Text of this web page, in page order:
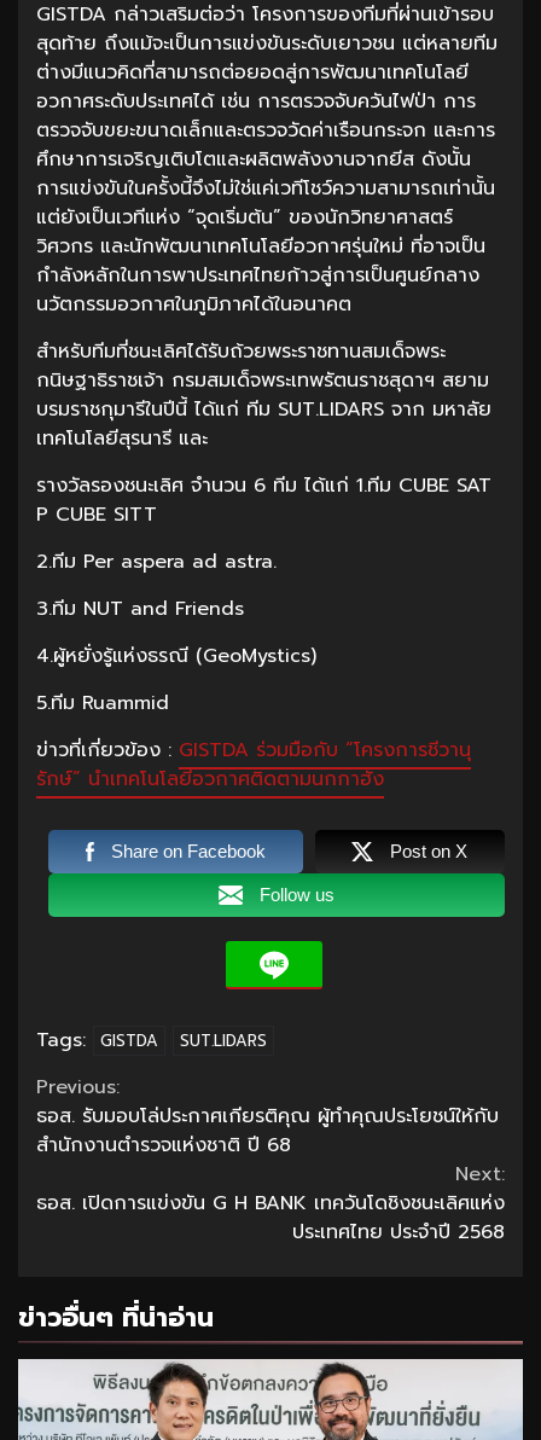
GISTDA กล่าวเสริมต่อว่า โครงการของทีมที่ผ่านเข้ารอบ
สุดท้าย ถึงแม้จะเป็นการแข่งขันระดับเยาวชน แต่หลายทีม
ต่างมีแนวคิดที่สามารถต่อยอดสู่การพัฒนาเทคโนโลยี
อวกาศระดับประเทศได้ เช่น การตรวจจับควันไฟป่า การ
ตรวจจับขยะขนาดเล็กและตรวจวัดค่าเรือนกระจก และการ
ศึกษาการเจริญเติบโตและผลิตพลังงานจากยีส ดังนั้น
การแข่งขันในครั้งนี้จึงไม่ใช่แค่เวทีโชว์ความสามารถเท่านั้น
แต่ยังเป็นเวทีแห่ง “จุดเริ่มต้น” ของนักวิทยาศาสตร์
วิศวกร และนักพัฒนาเทคโนโลยีอวกาศรุ่นใหม่ ที่อาจเป็น
กำลังหลักในการพาประเทศไทยก้าวสู่การเป็นศูนย์กลาง
นวัตกรรมอวกาศในภูมิภาคได้ในอนาคต
สำหรับทีมที่ชนะเลิศได้รับถ้วยพระราชทานสมเด็จพระ
กนิษฐาธิราชเจ้า กรมสมเด็จพระเทพรัตนราชสุดาฯ สยาม
บรมราชกุมารีในปีนี้ ได้แก่ ทีม SUT.LIDARS จาก มหาลัย
เทคโนโลยีสุรนารี และ
รางวัลรองชนะเลิศ จำนวน 6 ทีม ได้แก่ 1.ทีม CUBE SAT
P CUBE SITT
2.ทีม Per aspera ad astra.
3.ทีม NUT and Friends
4.ผู้หยั่งรู้แห่งธรณี (GeoMystics)
5.ทีม Ruammid
ข่าวที่เกี่ยวข้อง : GISTDA ร่วมมือกับ “โครงการชีวานุ
รักษ์” นำเทคโนโลยีอวกาศติดตามนกกาฮัง
Share on Facebook Post on X
Follow us
Tags: GISTDA SUT.LIDARS
Continue
Reading
Previous:
ธอส. รับมอบโล่ประกาศเกียรติคุณ ผู้ทำคุณประโยชน์ให้กับ
สำนักงานตำรวจแห่งชาติ ปี 68
Next:
ธอส. เปิดการแข่งขัน G H BANK เทควันโดชิงชนะเลิศแห่ง
ประเทศไทย ประจำปี 2568
ข่าวอื่นๆ ที่น่าอ่าน